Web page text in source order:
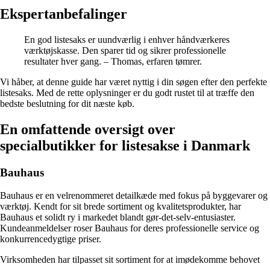
Ekspertanbefalinger
En god listesaks er uundværlig i enhver håndværkeres
værktøjskasse. Den sparer tid og sikrer professionelle
resultater hver gang. – Thomas, erfaren tømrer.
Vi håber, at denne guide har været nyttig i din søgen efter den perfekte
listesaks. Med de rette oplysninger er du godt rustet til at træffe den
bedste beslutning for dit næste køb.
En omfattende oversigt over
specialbutikker for listesakse i Danmark
Bauhaus
Bauhaus er en velrenommeret detailkæde med fokus på byggevarer og
værktøj. Kendt for sit brede sortiment og kvalitetsprodukter, har
Bauhaus et solidt ry i markedet blandt gør-det-selv-entusiaster.
Kundeanmeldelser roser Bauhaus for deres professionelle service og
konkurrencedygtige priser.
Virksomheden har tilpasset sit sortiment for at imødekomme behovet